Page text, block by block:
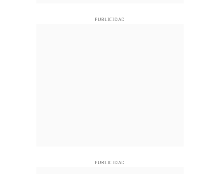
PUBLICIDAD
PUBLICIDAD